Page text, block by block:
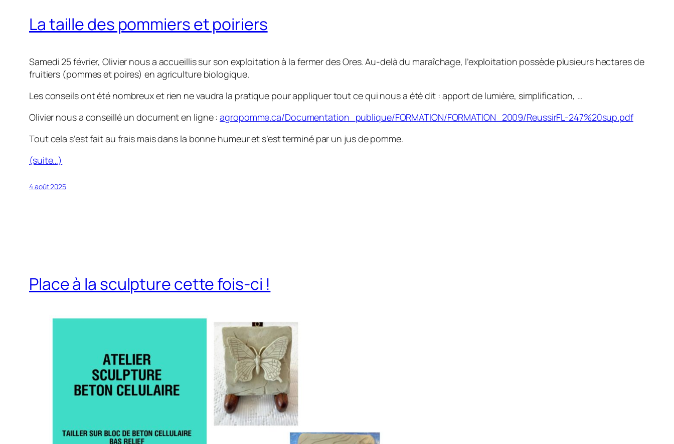
La taille des pommiers et poiriers
Samedi 25 février, Olivier nous a accueillis sur son exploitation à la fermer des Ores. Au-delà du maraîchage, l’exploitation possède plusieurs hectares de
fruitiers (pommes et poires) en agriculture biologique.
Les conseils ont été nombreux et rien ne vaudra la pratique pour appliquer tout ce qui nous a été dit : apport de lumière, simplification, …
Olivier nous a conseillé un document en ligne :agropomme.ca/Documentation_publique/FORMATION/FORMATION_2009/ReussirFL-247%20sup.pdf
Tout cela s’est fait au frais mais dans la bonne humeur et s’est terminé par un jus de pomme.
(suite…)
4 août 2025
Place à la sculpture cette fois-ci !